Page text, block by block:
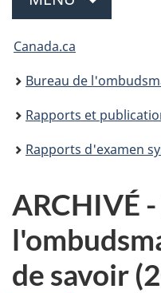
Vous
êtes
ici :
Canada.ca
Bureau de
Rapports et
Rapports d'examen
ARCHIVÉ
de savoir